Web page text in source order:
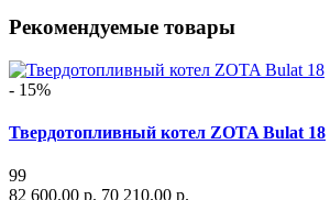
Рекомендуемые товары
- 15%
Твердотопливный котел ZOTA Bulat 18
99
82 600.00 р. 70 210.00 р.